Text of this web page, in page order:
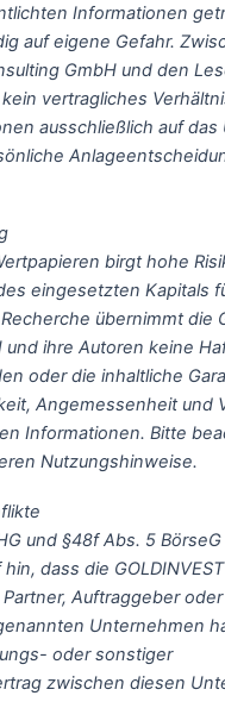
Informationen
auf eigene Gefahr.
GmbH und den
vertragliches
ausschließlich auf
birgt hohe
eingesetzten Kapitals
übernimmt die
und ihre Autoren keine
oder die inhaltliche
Angemessenheit und
Informationen. Bitte
Nutzungshinweise.
und §48f Abs. 5
dass die
Auftraggeber
Unternehmen
oder sonstiger
zwischen diesen